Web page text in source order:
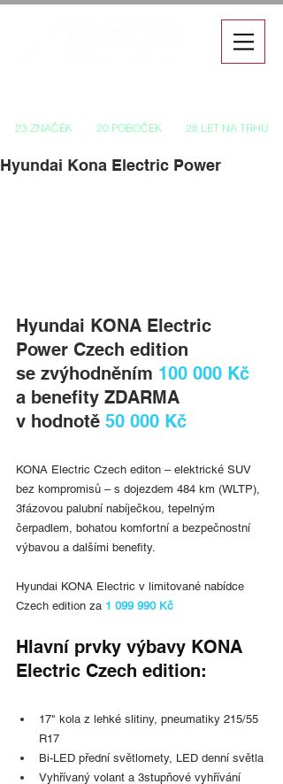
23 ZNAČEK 20 POBOČEK 28 LET NA TRHU
Hyundai Kona Electric Power
Hyundai KONA Electric
Power Czech edition
se zvýhodněním 100 000 Kč
a benefity ZDARMA
v hodnotě 50 000 Kč
KONA Electric Czech editon – elektrické SUV
bez kompromisů – s dojezdem 484 km (WLTP),
3fázovou palubní nabíječkou, tepelným
čerpadlem, bohatou komfortní a bezpečnostní
výbavou a dalšími benefity.
Hyundai KONA Electric v limitované nabídce
Czech edition za 1 099 990 Kč
Hlavní prvky výbavy KONA
Electric Czech edition:
17" kola z lehké slitiny, pneumatiky 215/55
R17
Bi-LED přední světlomety, LED denní světla
Vyhřívaný volant a 3stupňové vyhřívání